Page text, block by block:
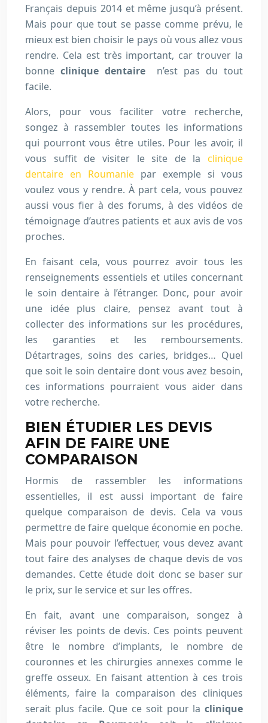
Français depuis 2014 et même jusqu’à présent.
Mais pour que tout se passe comme prévu, le
mieux est bien choisir le pays où vous allez vous
rendre. Cela est très important, car trouver la
bonne clinique dentairen’est pas du tout
facile.
Alors, pour vous faciliter votre recherche,
songez à rassembler toutes les informations
qui pourront vous être utiles. Pour les avoir, il
vous suffit de visiter le site de la clinique
dentaire en Roumanie par exemple si vous
voulez vous y rendre. À part cela, vous pouvez
aussi vous fier à des forums, à des vidéos de
témoignage d’autres patients et aux avis de vos
proches.
En faisant cela, vous pourrez avoir tous les
renseignements essentiels et utiles concernant
le soin dentaire à l’étranger. Donc, pour avoir
une idée plus claire, pensez avant tout à
collecter des informations sur les procédures,
les garanties et les remboursements.
Détartrages, soins des caries, bridges… Quel
que soit le soin dentaire dont vous avez besoin,
ces informations pourraient vous aider dans
votre recherche.
BIEN ÉTUDIER LES DEVIS
AFIN DE FAIRE UNE
COMPARAISON
Hormis de rassembler les informations
essentielles, il est aussi important de faire
quelque comparaison de devis. Cela va vous
permettre de faire quelque économie en poche.
Mais pour pouvoir l’effectuer, vous devez avant
tout faire des analyses de chaque devis de vos
demandes. Cette étude doit donc se baser sur
le prix, sur le service et sur les offres.
En fait, avant une comparaison, songez à
réviser les points de devis. Ces points peuvent
être le nombre d’implants, le nombre de
couronnes et les chirurgies annexes comme le
greffe osseux. En faisant attention à ces trois
éléments, faire la comparaison des cliniques
serait plus facile. Que ce soit pour la clinique